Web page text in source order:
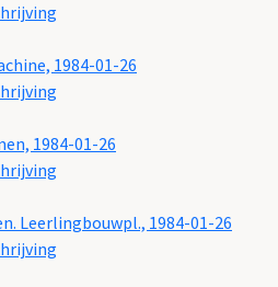
1984-01-26
1984-01-26
Leerlingbouwpl., 1984-01-26